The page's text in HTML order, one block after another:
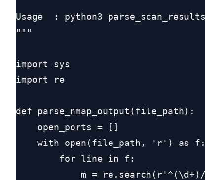
Usage  : python3
"""
import sys
import re
def parse_nmap_output(file_path):
    open_ports = []
    with open(file_path, 'r') as f:
        for line in f:
m = re.search(r'^(\d+)/